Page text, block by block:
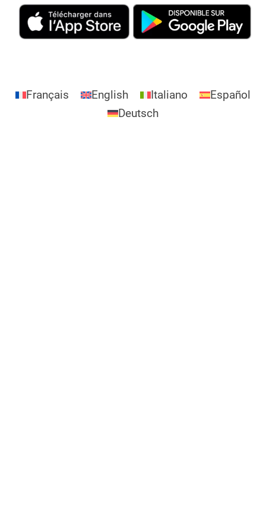
Français English Italiano
Español
Deutsch